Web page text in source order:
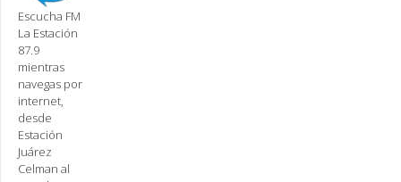
Escucha FM
La Estación
87.9
mientras
navegas por
internet,
desde
Estación
Juárez
Celman al